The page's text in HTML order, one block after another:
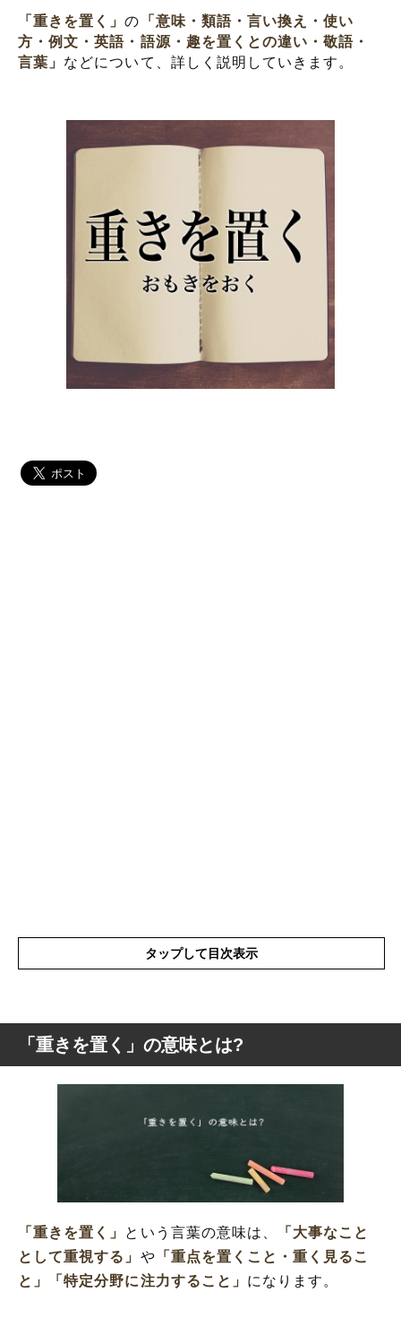
「重きを置く」の 「意味・類語・言い換え・使い
方・例文・英語・語源・趣を置くとの違い・敬語・
言葉」 などについて、詳しく説明していきます。
タップして目次表示
「重きを置く」の意味とは?
「重きを置く」を使った例文
「重きを置く」の英語
「重きを置く」の語源
「趣を置く」と「重きを置く」の違い
「重きを置く」の敬語
「重きを置く」の意味とは?
「重きを置く」 という言葉の意味は、
「大事なこと
として重視する」 や 「重点を置くこと・重く見るこ
と」
「特定分野に注力すること」 になります。